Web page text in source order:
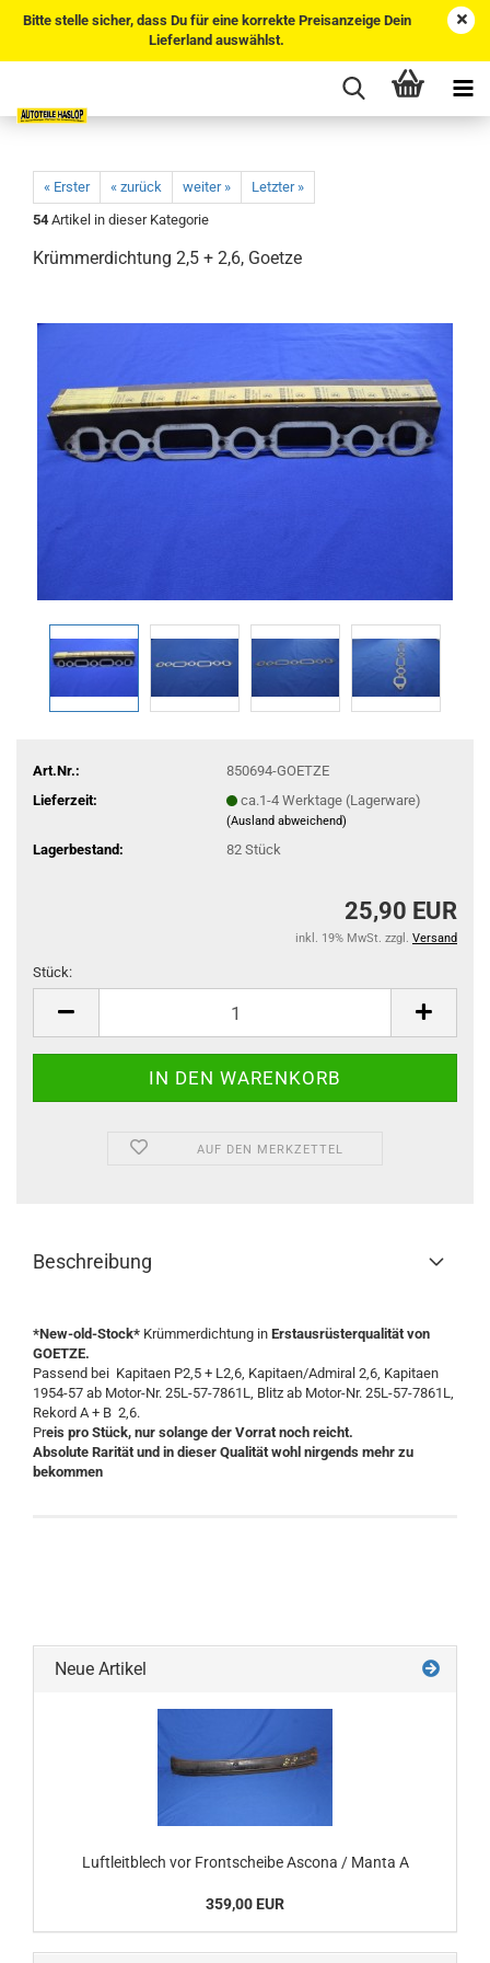
Bitte stelle sicher, dass Du für eine korrekte Preisanzeige Dein
Lieferland auswählst.
« Erster « zurück weiter »
Letzter »
54 Artikel in dieser Kategorie
Krümmerdichtung 2,5 + 2,6, Goetze
Art.Nr.:
850694-GOETZE
Lieferzeit:
ca.1-4 Werktage (Lagerware)
(Ausland abweichend)
Lagerbestand: 82 Stück
25,90 EUR
inkl. 19% MwSt. zzgl. Versand
Stück:
AUF DEN MERKZETTEL
Beschreibung
*New-old-Stock* Krümmerdichtung in Erstausrüsterqualität von
GOETZE.
Passend bei Kapitaen P2,5 + L2,6, Kapitaen/Admiral 2,6, Kapitaen
1954-57 ab Motor-Nr. 25L-57-7861L, Blitz ab Motor-Nr. 25L-57-7861L,
Rekord A + B 2,6.
Preis pro Stück, nur solange der Vorrat noch reicht.
Absolute Rarität und in dieser Qualität wohl nirgends mehr zu
bekommen
Neue Artikel
Luftleitblech vor Frontscheibe Ascona / Manta A
359,00 EUR